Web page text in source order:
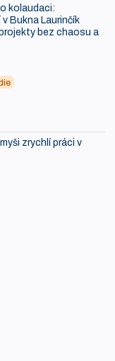
kolaudaci:
Bukna Laurinčík
bez chaosu a
zrychlí práci v